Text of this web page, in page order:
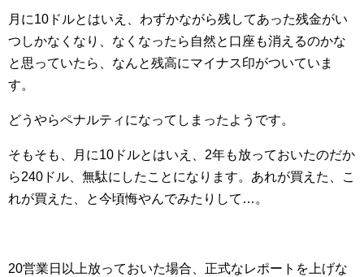
月に10ドルとはいえ、わずかながら残してあった残金がい
つしかなくなり、なくなったら自然と口座も消えるのかな
と思っていたら、なんと残高にマイナス印がついていま
す。
どうやらペナルティになってしまったようです。
そもそも、月に10ドルとはいえ、2年も放っておいたのだか
ら240ドル、無駄にしたことになります。あれが買えた、こ
れが買えた、と今頃悔やんでみたりして…。
20営業日以上放っておいた場合、正式なレポートを上げな